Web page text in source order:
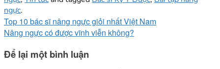
ngực.
Top 10 bác sĩ nâng ngực giỏi nhất Việt Nam
Nâng ngực có được vĩnh viễn không?
Để lại một bình luận